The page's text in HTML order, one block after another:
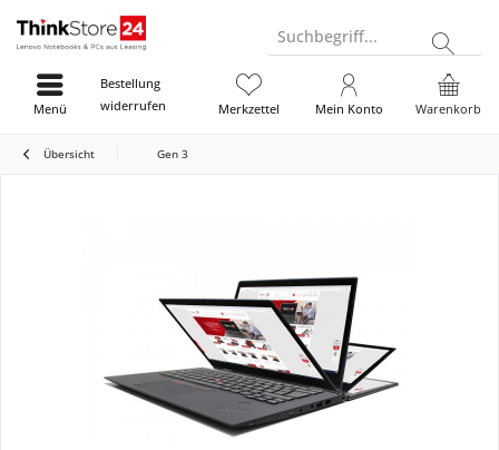
Suchbegriff...
Bestellung
widerrufen
Warenkorb
Merkzettel Mein Konto
Menü
Übersicht Gen 3